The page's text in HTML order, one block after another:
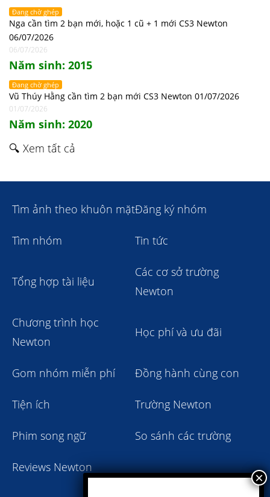
Đang chờ ghép
Nga cần tìm 2 bạn mới, hoặc 1 cũ + 1 mới CS3 Newton
06/07/2026
06/07/2026
Năm sinh: 2015
Đang chờ ghép
Vũ Thúy Hằng cần tìm 2 bạn mới CS3 Newton 01/07/2026
01/07/2026
Năm sinh: 2020
🔍 Xem tất cả
Tìm ảnh theo khuôn mặtĐăng ký nhóm
Tìm nhóm Tin tức
Tổng hợp tài liệu
Các cơ sở trường
Newton
Chương trình học
Newton
Học phí và ưu đãi
Gom nhóm miễn phí Đồng hành cùng con
Tiện ích Trường Newton
Phim song ngữ So sánh các trường
Reviews Newton